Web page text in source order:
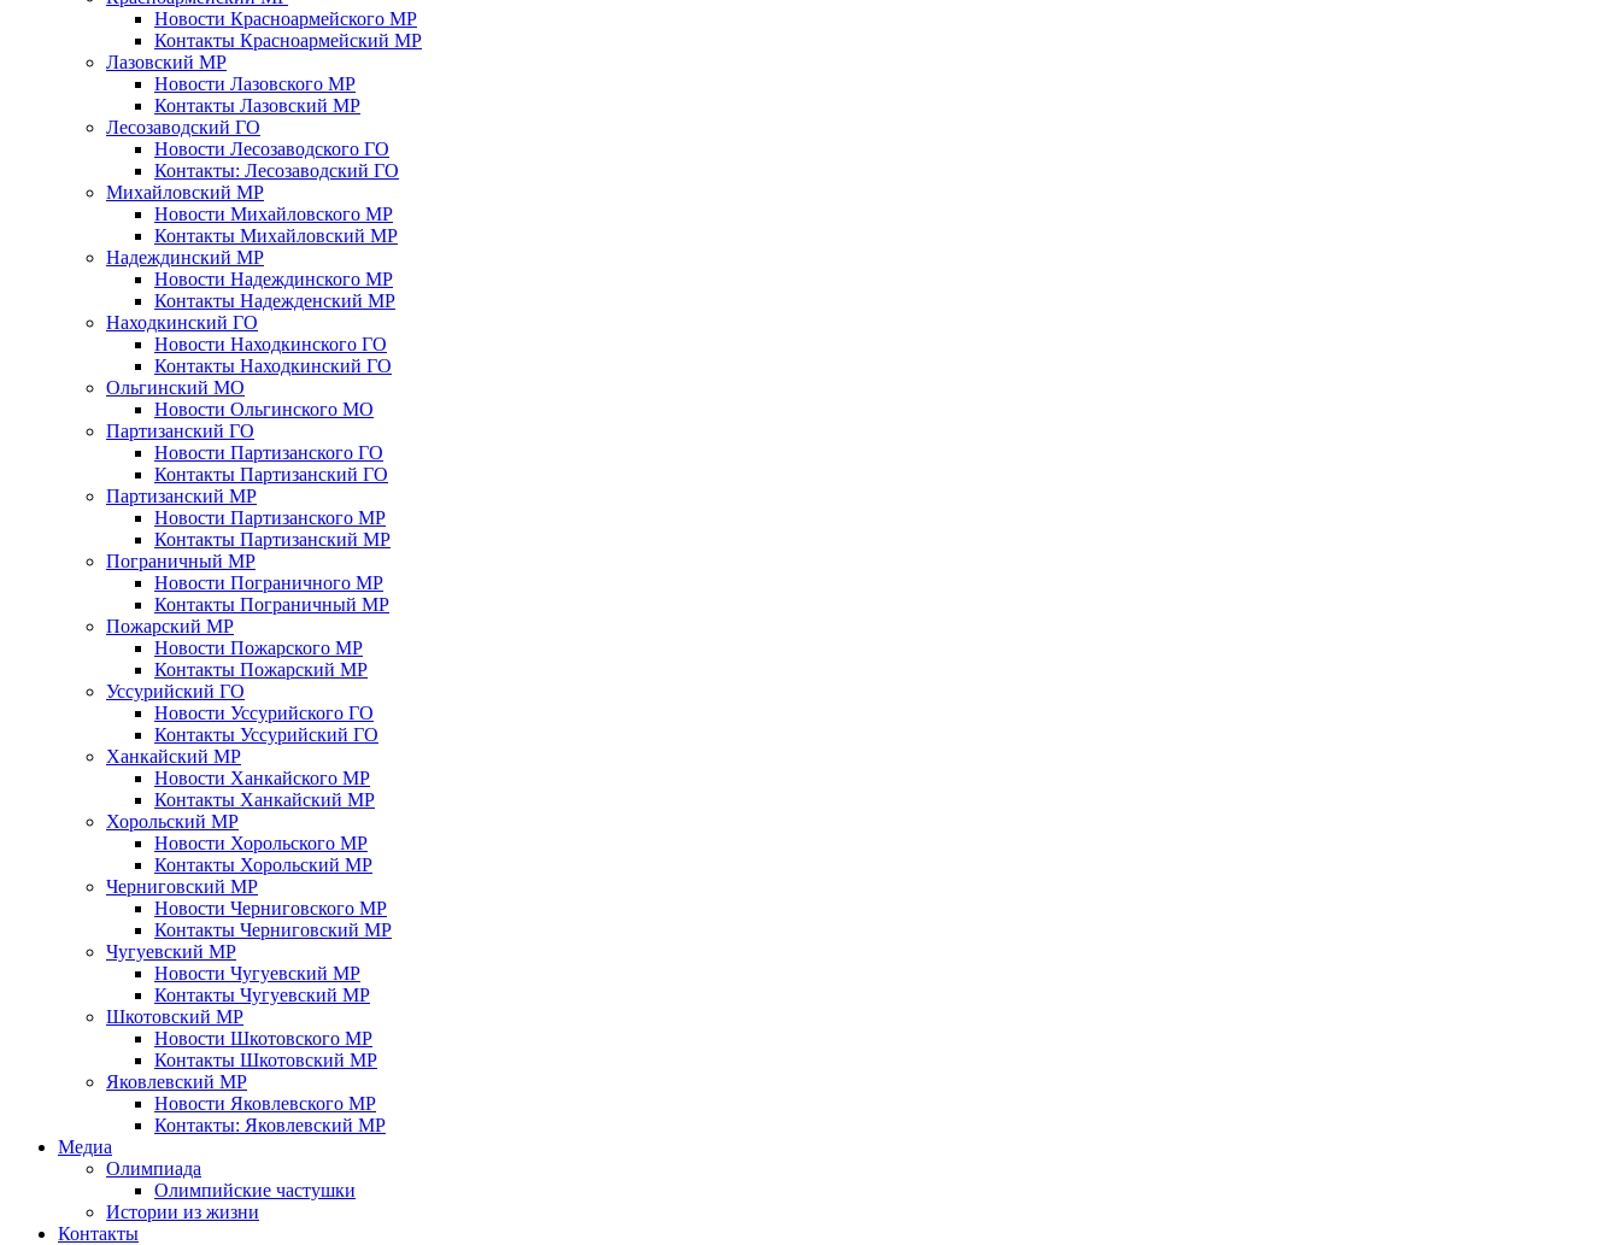
Новости Красноармейского МР
Контакты Красноармейский МР
Лазовский МР
Новости Лазовского МР
Контакты Лазовский МР
Лесозаводский ГО
Новости Лесозаводского ГО
Контакты: Лесозаводский ГО
Михайловский МР
Новости Михайловского МР
Контакты Михайловский МР
Надеждинский МР
Новости Надеждинского МР
Контакты Надежденский МР
Находкинский ГО
Новости Находкинского ГО
Контакты Находкинский ГО
Ольгинский МО
Новости Ольгинского МО
Партизанский ГО
Новости Партизанского ГО
Контакты Партизанский ГО
Партизанский МР
Новости Партизанского МР
Контакты Партизанский МР
Пограничный МР
Новости Пограничного МР
Контакты Пограничный МР
Пожарский МР
Новости Пожарского МР
Контакты Пожарский МР
Уссурийский ГО
Новости Уссурийского ГО
Контакты Уссурийский ГО
Ханкайский МР
Новости Ханкайского МР
Контакты Ханкайский МР
Хорольский МР
Новости Хорольского МР
Контакты Хорольский МР
Черниговский МР
Новости Черниговского МР
Контакты Черниговский МР
Чугуевский МР
Новости Чугуевский МР
Контакты Чугуевский МР
Шкотовский МР
Новости Шкотовского МР
Контакты Шкотовский МР
Яковлевский МР
Новости Яковлевского МР
Контакты: Яковлевский МР
Медиа
Олимпиада
Олимпийские частушки
Истории из жизни
Контакты